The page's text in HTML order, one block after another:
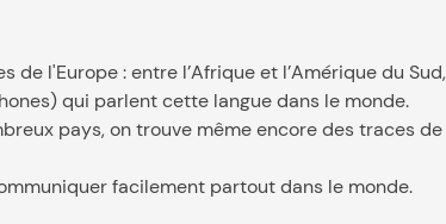
l'Europe : entre l’Afrique et l’Amérique du Sud,
qui parlent cette langue dans le monde.
pays, on trouve même encore des traces de
facilement partout dans le monde.